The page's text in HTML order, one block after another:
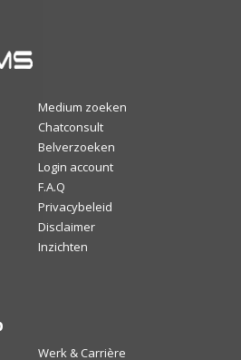
Medium zoeken
Chatconsult
Belverzoeken
Login account
F.A.Q
Privacybeleid
Disclaimer
Inzichten
Werk & Carrière